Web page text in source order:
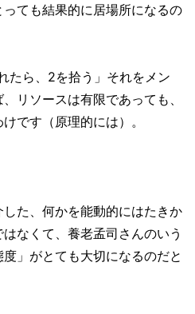
ても結果的に居場所になるの
たら、2を拾う」それをメン
リソースは有限であっても、
です（原理的には）。
た、何かを能動的にはたきか
なくて、養老孟司さんのいう
度」がとても大切になるのだと